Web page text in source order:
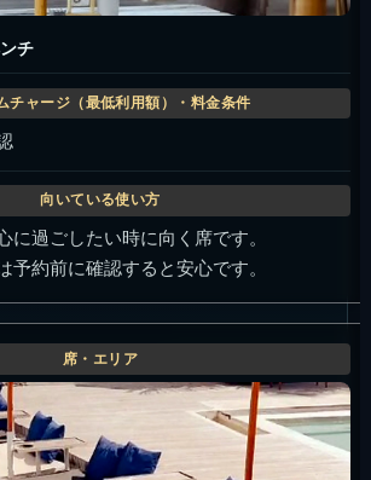
チ
に過ごしたい時に向く席です。
予約前に確認すると安心です。